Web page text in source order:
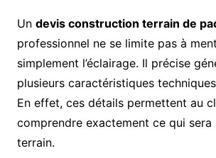
Un devis construction terrain de
professionnel ne se limite pas à
simplement l’éclairage. Il précise
plusieurs caractéristiques
En effet, ces détails permettent au
comprendre exactement ce qui sera
terrain.